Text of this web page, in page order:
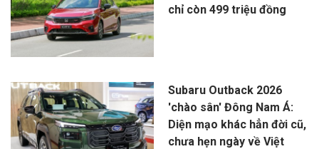
chỉ còn 499 triệu đồng
Subaru Outback 2026
'chào sân' Đông Nam Á:
Diện mạo khác hẳn đời cũ,
chưa hẹn ngày về Việt